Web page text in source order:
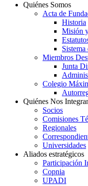
Quiénes Somos
Acta de
Historia
Misión
Miembros
Junta
Colegio
Quiénes Nos
Socios
Comisiones
Regionales
Universidades
Aliados estratégicos
Participación
Copnia
UPADI